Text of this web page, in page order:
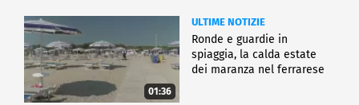
01:36
ULTIME NOTIZIE
Ronde e guardie in
spiaggia, la calda estate
dei maranza nel ferrarese